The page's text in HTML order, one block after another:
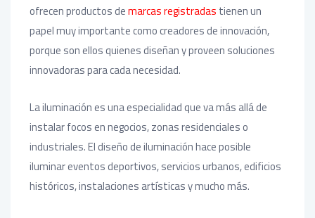
ofrecen productos demarcas registradas tienen un
papel muy importante como creadores de innovación,
porque son ellos quienes diseñan y proveen soluciones
innovadoras para cada necesidad.
La iluminación es una especialidad que va más allá de
instalar focos en negocios, zonas residenciales o
industriales. El diseño de iluminación hace posible
iluminar eventos deportivos, servicios urbanos, edificios
históricos, instalaciones artísticas y mucho más.